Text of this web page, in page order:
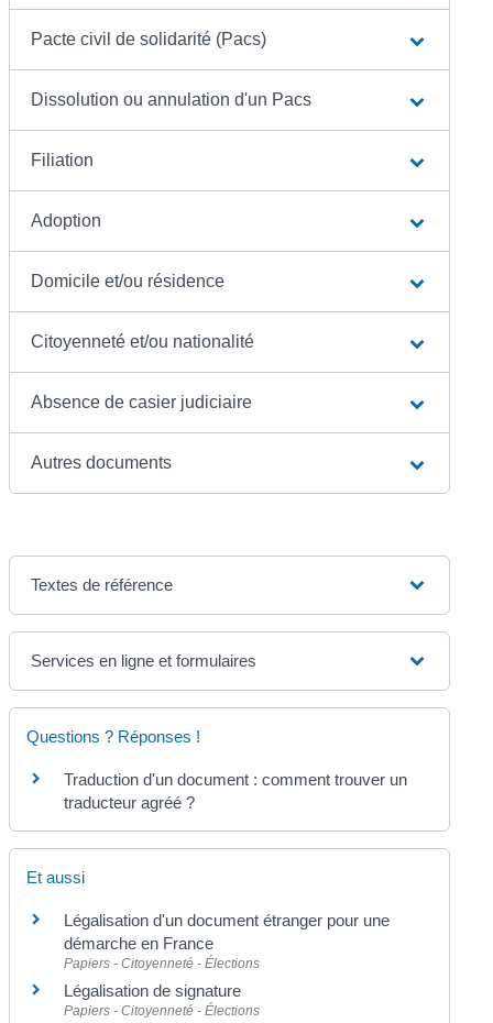
Pacte civil de solidarité (Pacs)
Dissolution ou annulation d'un Pacs
Filiation
Adoption
Domicile et/ou résidence
Citoyenneté et/ou nationalité
Absence de casier judiciaire
Autres documents
Textes de référence
Services en ligne et formulaires
Questions ? Réponses !
Traduction d'un document : comment trouver un
traducteur agréé ?
Et aussi
Légalisation d'un document étranger pour une
démarche en France
Papiers - Citoyenneté - Élections
Légalisation de signature
Papiers - Citoyenneté - Élections